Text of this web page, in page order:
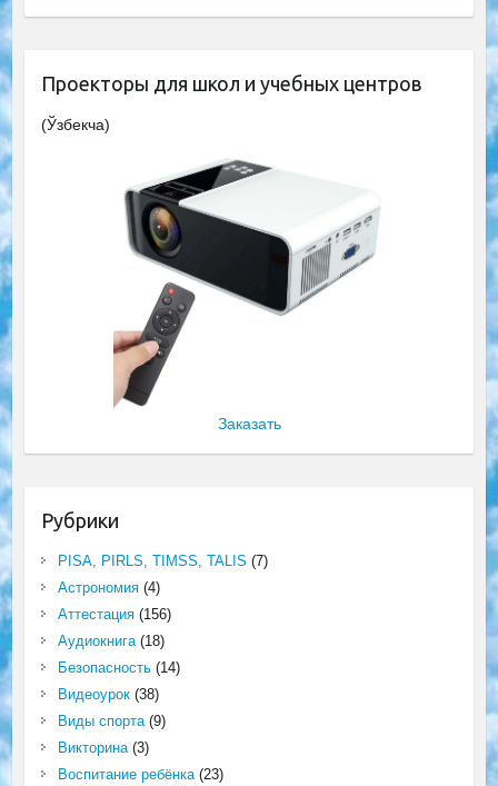
Проекторы для школ и учебных центров
(Ўзбекча)
Заказать
Рубрики
PISA, PIRLS, TIMSS, TALIS (7)
Астрономия(4)
Аттестация(156)
Аудиокнига(18)
Безопасность(14)
Видеоурок(38)
Виды спорта(9)
Викторина(3)
Воспитание ребёнка(23)